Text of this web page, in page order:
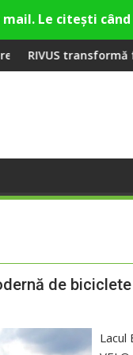
la Fashion Village
fosta platformă
de biciclete
Lacul